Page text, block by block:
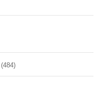
(484)